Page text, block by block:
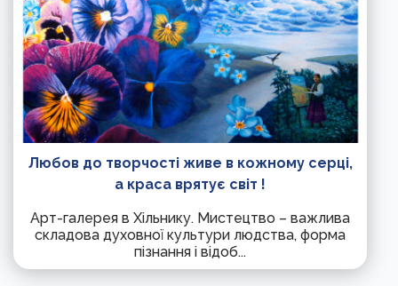
Любов до творчості живе в кожному серці,
а краса врятує світ !
Арт-галерея в Хільнику. Мистецтво – важлива
складова духовної культури людства, форма
пізнання і відоб...